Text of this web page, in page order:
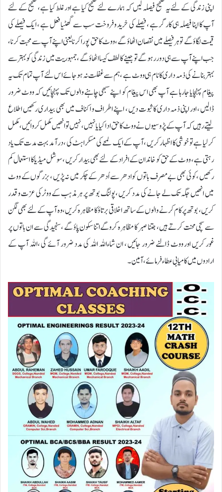
اپنی زندگی کے لئے یہ صحیح فیصلہ لیں کہ ہمارے لئے صحیح کیا ہے اور غلط کیا ہے ، صحیح کے لئے
آپ کا اپنا فیصلہ ہی کار گر ہے ، فیصلے کی خرید وفروخت سب سے گھٹیا فعل ہے ، ایک فیصلے کی
قیمت لگاؤ گے تو ہر فیصلے میں نقصان اٹھاؤ گے ، ووٹ کا حق پورا کرنا یعنی اپنے آپ سے محبت کرنا ،
جب اپنے آپ سے ہی دور رہو گے تو جینے کا لطف کیسا اٹھاؤ گے ، جمہوریت میں زندگی کو بہتر سے
بہتر بنانے کی ذمہ داری کا نام ہی ووٹ ہے ، ہم سے غفلت نہ ہوجائے اس لئے آپ تمام تک یہ
پیغام پہنچایا جارہا ہے آپ بھی اس پیغام کو اپنے سبھی چاہنے والوں تک پہنچائیں کہ ووٹ ضرور
ڈالیں ، اور اپنی ذمہ داری کا ثبوت دیں ، اپنے اطراف و اکناف میں بھی بیداری رکھیں اطلاع
لیتے رہیں کہ آپ کے پڑوسیوں نے ووٹ کا حق ادا کیا یا نہیں ، نہیں تو انھیں مکمل کروائیں ، مکمل
کر لیا ہے تو خوشی کا اظہار کریں ، آپ کے ایک لمحے کی مسکراہٹ کی ، درآمد بہت مدت تک یاد
رہتی ہے ، ووٹ کے حق کو خاندان کے افراد کے لئے بھی بیدار کریں ، سوشل میڈیا کا استعمال کم
رکھیں ، کوئی بھی بے مصرف باتوں کو ادھر سے اُدھر کے چکر میں نہ پڑیں ، بزرگوں کے ووٹ
میں انھیں جگہ تک لے جانے کی مدد کریں ، پولنگ بوتھ پر ہر مذہب کے ووٹر کی عزت و قدر
کریں ، بوتھ پر کام کرنے والوں کے ساتھ اخلاقی برتاؤ کا مظاہرہ کریں ، وہ آپ کے لئے بھی لگن
سے سچی محنت کرتے ہیں ، جتنا صبر کا مظاہرہ کروگے اتنا سکون پاؤ گے ، سنجیدگی سے ان باتوں پر
غور کریں اور ووٹ ڈالنے ضرور جائیں ، ان شاءاللہ اللہ کی مدد ضرور آئے گی ،اللہ آپ کے
ارادوں میں کامیابی عطاء فرمائے ، آمین ۔